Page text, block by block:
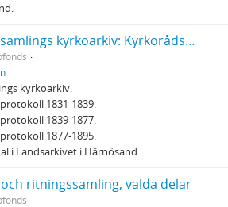
Skellefteå landsförsamlings kyrkoarkiv: Kyrkorådsprotokoll 1831-1895
kyrkoarkiv.
1831-1839.
1839-1877.
1877-1895.
i Landsarkivet i Härnösand.
ritningssamling, valda delar